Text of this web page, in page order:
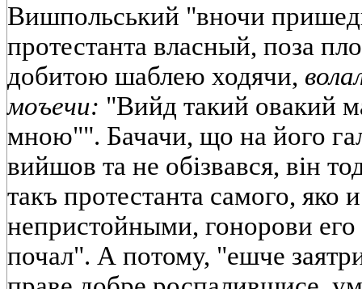
Вишпольський "вночи
протестанта власный, поза
добитою шаблею ходячи,
моъечи: "Вийд такий овакий
мною"". Бачачи, що на його
вийшов та не обізвався, він
такъ протестанта самого, яко
непристойными, гонорови
почал". А потому, "ешче